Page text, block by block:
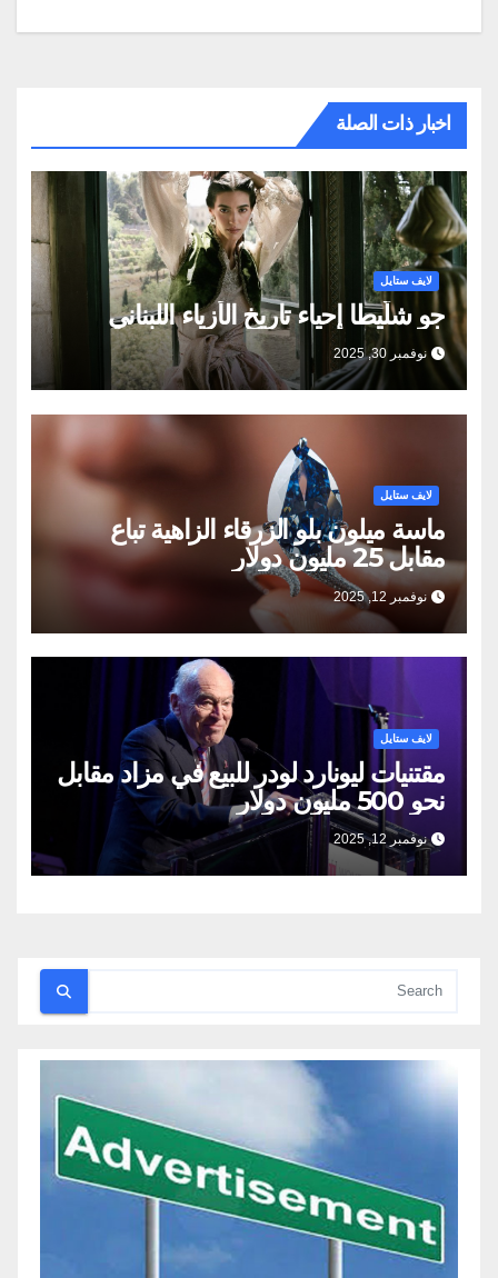
اخبار ذات الصلة
لايف ستايل
جو شلّيطا إحياء تاريخ الأزياء اللبناني
نوفمبر 30, 2025
لايف ستايل
ماسة ميلون بلو الزرقاء الزاهية تباع
مقابل 25 مليون دولار
نوفمبر 12, 2025
لايف ستايل
مقتنيات ليونارد لودر للبيع في مزاد مقابل
نحو 500 مليون دولار
نوفمبر 12, 2025